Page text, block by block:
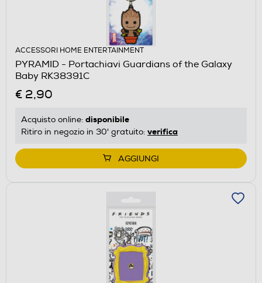
ACCESSORI HOME ENTERTAINMENT
PYRAMID - Portachiavi Guardians of the Galaxy
Baby RK38391C
€ 2,90
Acquisto online: disponibile
Ritiro in negozio in 30' gratuito: verifica
AGGIUNGI